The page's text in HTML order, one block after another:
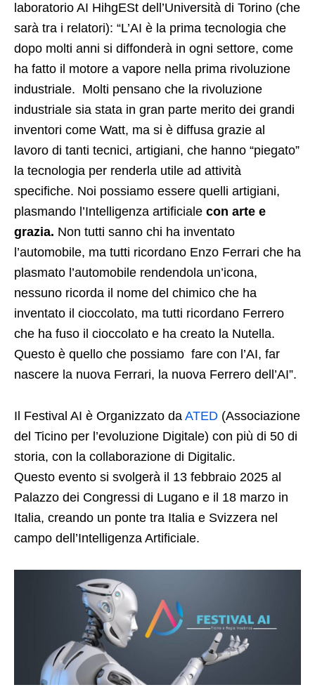
laboratorio AI HihgESt dell’Università di Torino (che
sarà tra i relatori): “L’AI è la prima tecnologia che
dopo molti anni si diffonderà in ogni settore, come
ha fatto il motore a vapore nella prima rivoluzione
industriale. Molti pensano che la rivoluzione
industriale sia stata in gran parte merito dei grandi
inventori come Watt, ma si è diffusa grazie al
lavoro di tanti tecnici, artigiani, che hanno “piegato”
la tecnologia per renderla utile ad attività
specifiche. Noi possiamo essere quelli artigiani,
plasmando l’Intelligenza artificiale con arte e
grazia. Non tutti sanno chi ha inventato
l’automobile, ma tutti ricordano Enzo Ferrari che ha
plasmato l’automobile rendendola un’icona,
nessuno ricorda il nome del chimico che ha
inventato il cioccolato, ma tutti ricordano Ferrero
che ha fuso il cioccolato e ha creato la Nutella.
Questo è quello che possiamo fare con l’AI, far
nascere la nuova Ferrari, la nuova Ferrero dell’AI”.
Il Festival AI è Organizzato da ATED (Associazione
del Ticino per l’evoluzione Digitale) con più di 50 di
storia, con la collaborazione di Digitalic.
Questo evento si svolgerà il 13 febbraio 2025 al
Palazzo dei Congressi di Lugano e il 18 marzo in
Italia, creando un ponte tra Italia e Svizzera nel
campo dell’Intelligenza Artificiale.